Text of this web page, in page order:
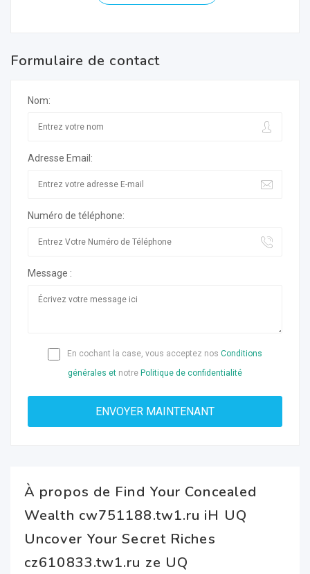
Formulaire de contact
Nom:
Adresse Email:
Numéro de téléphone:
Message :
En cochant la case, vous acceptez nos Conditions
générales et notre Politique de confidentialité
À propos de Find Your Concealed
Wealth cw751188.tw1.ru iH UQ
Uncover Your Secret Riches
cz610833.tw1.ru ze UQ